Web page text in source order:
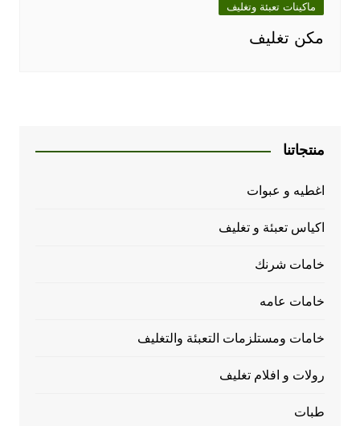
ماكينات تعبئة وتغليف
مكن تغليف
منتجاتنا
اغطيه و عبوات
اكياس تعبئة و تغليف
خامات شرنك
خامات عامه
خامات ومستلزمات التعبئة والتغليف
رولات و افلام تغليف
طبات